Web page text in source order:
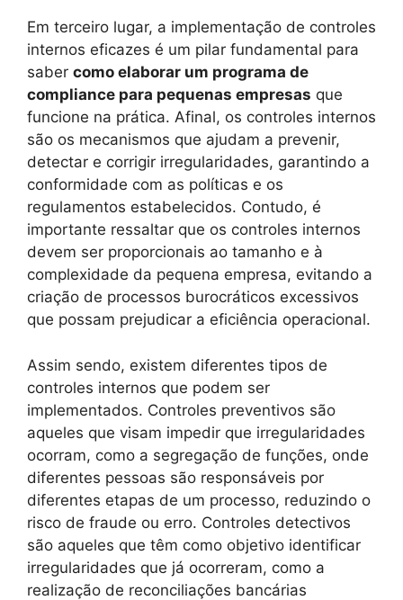
Em terceiro lugar, a implementação de controles
internos eficazes é um pilar fundamental para
saber como elaborar um programa de
compliance para pequenas empresas que
funcione na prática. Afinal, os controles internos
são os mecanismos que ajudam a prevenir,
detectar e corrigir irregularidades, garantindo a
conformidade com as políticas e os
regulamentos estabelecidos. Contudo, é
importante ressaltar que os controles internos
devem ser proporcionais ao tamanho e à
complexidade da pequena empresa, evitando a
criação de processos burocráticos excessivos
que possam prejudicar a eficiência operacional.
Assim sendo, existem diferentes tipos de
controles internos que podem ser
implementados. Controles preventivos são
aqueles que visam impedir que irregularidades
ocorram, como a segregação de funções, onde
diferentes pessoas são responsáveis por
diferentes etapas de um processo, reduzindo o
risco de fraude ou erro. Controles detectivos
são aqueles que têm como objetivo identificar
irregularidades que já ocorreram, como a
realização de reconciliações bancárias